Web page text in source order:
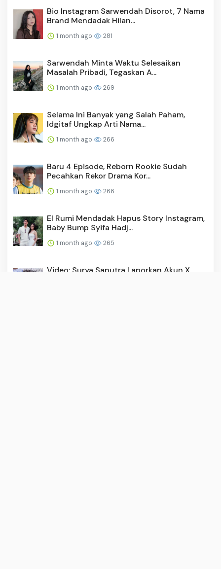
Bio Instagram Sarwendah Disorot, 7 Nama
Brand Mendadak Hilan...
1 month ago 281
Sarwendah Minta Waktu Selesaikan
Masalah Pribadi, Tegaskan A...
1 month ago 269
Selama Ini Banyak yang Salah Paham,
Idgitaf Ungkap Arti Nama...
1 month ago 266
Baru 4 Episode, Reborn Rookie Sudah
Pecahkan Rekor Drama Kor...
1 month ago 266
El Rumi Mendadak Hapus Story Instagram,
Baby Bump Syifa Hadj...
1 month ago 265
Video: Surya Saputra Laporkan Akun X,